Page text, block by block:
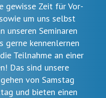
gewisse Zeit für Vor-
um uns selbst
unseren Seminaren
gerne kennenlernen
Teilnahme an einer
Das sind unsere
von Samstag
und bieten einen